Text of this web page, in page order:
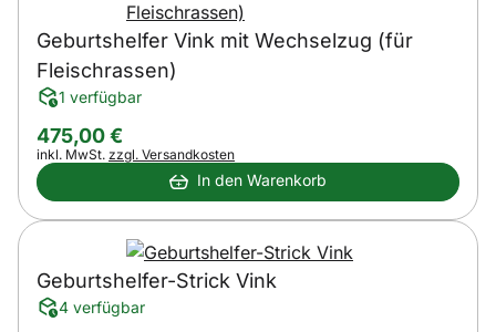
Geburtshelfer Vink mit Wechselzug (für
Fleischrassen)
1 verfügbar
475,00€
Steuerhinweis:
inkl. MwSt. zzgl. Versandkosten
In den Warenkorb
Geburtshelfer-Strick Vink
4 verfügbar